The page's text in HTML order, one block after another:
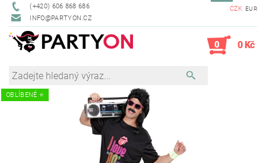
(+420) 606 868 686
INFO@PARTYON.CZ
CZK EUR
0 0 Kč
OBLÍBENÉ ⭐️